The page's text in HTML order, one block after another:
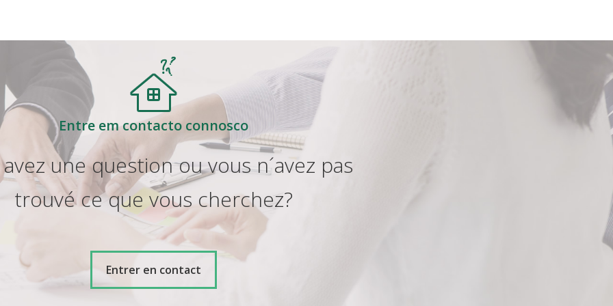
Entre em contacto connosco
une question ou vous n´avez pas
trouvé ce que vous cherchez?
Entrer en contact